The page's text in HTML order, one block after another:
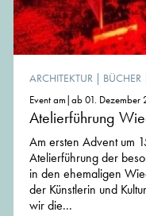
ARCHITEKTUR | BÜCHER
Event am|ab 01. Dezember
Atelierführung
Am ersten Advent um
Atelierführung der
in den ehemaligen
der Künstlerin und
wir die...